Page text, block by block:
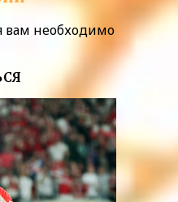
вам необходимо